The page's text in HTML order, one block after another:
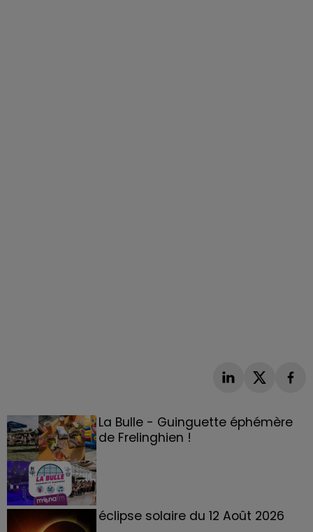
La Bulle - Guinguette éphémère
de Frelinghien !
éclipse solaire du 12 Août 2026